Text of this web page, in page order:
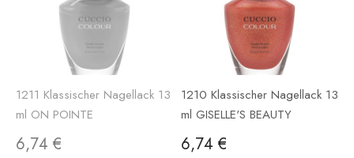
1211 Klassischer Nagellack 13
ml ON POINTE
6,74 €
1210 Klassischer Nagellack 13
ml GISELLE'S BEAUTY
6,74 €